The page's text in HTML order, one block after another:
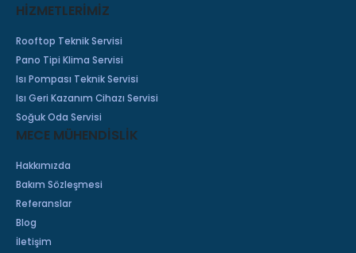
HİZMETLERİMİZ
Rooftop Teknik Servisi
Pano Tipi Klima Servisi
Isı Pompası Teknik Servisi
Isı Geri Kazanım Cihazı Servisi
Soğuk Oda Servisi
MECE MÜHENDİSLİK
Hakkımızda
Bakım Sözleşmesi
Referanslar
Blog
İletişim